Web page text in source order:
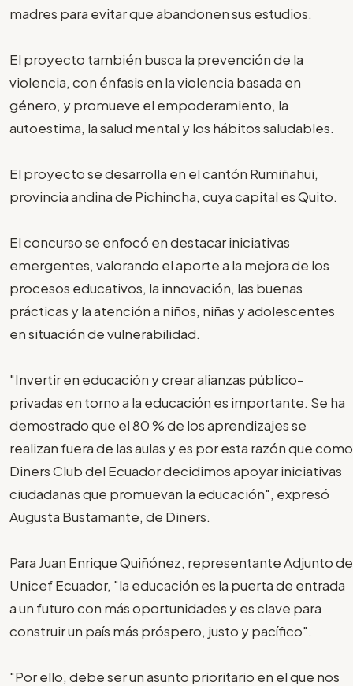
madres para evitar que abandonen sus estudios.
El proyecto también busca la prevención de la
violencia, con énfasis en la violencia basada en
género, y promueve el empoderamiento, la
autoestima, la salud mental y los hábitos saludables.
El proyecto se desarrolla en el cantón Rumiñahui,
provincia andina de Pichincha, cuya capital es Quito.
El concurso se enfocó en destacar iniciativas
emergentes, valorando el aporte a la mejora de los
procesos educativos, la innovación, las buenas
prácticas y la atención a niños, niñas y adolescentes
en situación de vulnerabilidad.
"Invertir en educación y crear alianzas público-
privadas en torno a la educación es importante. Se ha
demostrado que el 80 % de los aprendizajes se
realizan fuera de las aulas y es por esta razón que como
Diners Club del Ecuador decidimos apoyar iniciativas
ciudadanas que promuevan la educación", expresó
Augusta Bustamante, de Diners.
Para Juan Enrique Quiñónez, representante Adjunto de
Unicef Ecuador, "la educación es la puerta de entrada
a un futuro con más oportunidades y es clave para
construir un país más próspero, justo y pacífico".
"Por ello, debe ser un asunto prioritario en el que nos